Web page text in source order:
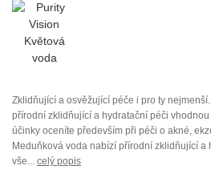
Zklidňující a osvěžující péče i pro ty
přírodní zklidňující a hydratační péči
účinky oceníte především při péči o akné,
Meduňková voda nabízí přírodní zklidňující a
vše... celý popis